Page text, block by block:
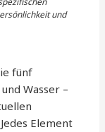
und
fünf
Wasser –
Element